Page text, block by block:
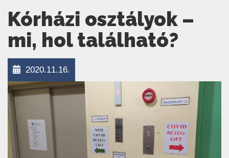
Kórházi osztályok –
mi, hol található?
2020.11.16.